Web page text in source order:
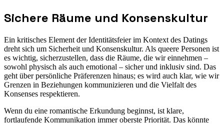
Sichere Räume und Konsenskultur
Ein kritisches Element der Identitätsfeier im Kontext des Datings
dreht sich um Sicherheit und Konsenskultur. Als queere Personen ist
es wichtig, sicherzustellen, dass die Räume, die wir einnehmen –
sowohl physisch als auch emotional – sicher und inklusiv sind. Das
geht über persönliche Präferenzen hinaus; es wird auch klar, wie wir
Grenzen in Beziehungen kommunizieren und die Vielfalt des
Konsenses respektieren.
Wenn du eine romantische Erkundung beginnst, ist klare,
fortlaufende Kommunikation immer oberste Priorität. Das könnte